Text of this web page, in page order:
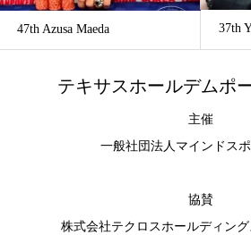
47th Azusa Maeda 37th
テキサスホールデムポ
主催
一般社団法人マインドス
協賛
株式会社テクロスホールディング